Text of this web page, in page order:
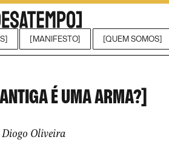
[MANIFESTO] [QUEM SOMOS]
É UMA ARMA?]
Diogo Oliveira